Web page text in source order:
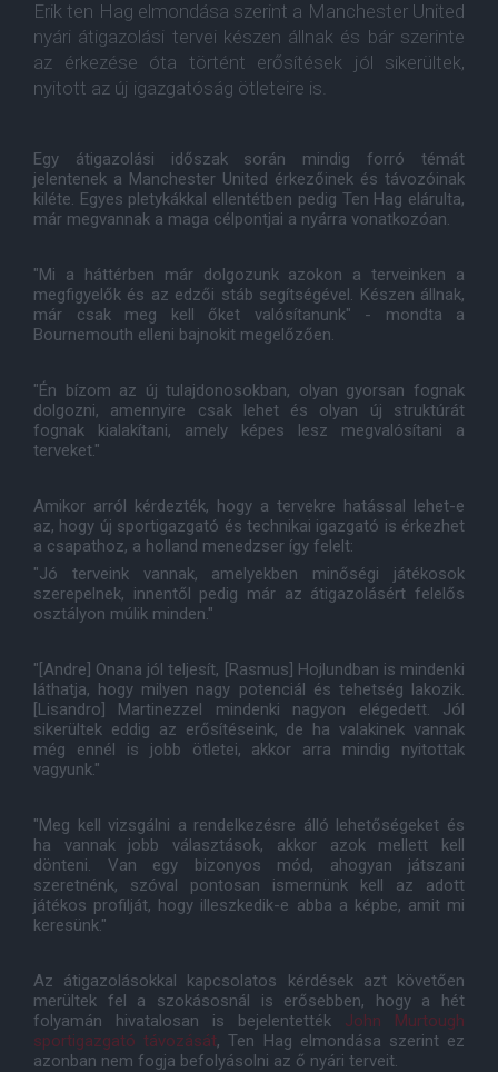
Erik ten Hag elmondása szerint a Manchester United
nyári átigazolási tervei készen állnak és bár szerinte
az érkezése óta történt erősítések jól sikerültek,
nyitott az új igazgatóság ötleteire is.
Egy átigazolási időszak során mindig forró témát
jelentenek a Manchester United érkezőinek és távozóinak
kiléte. Egyes pletykákkal ellentétben pedig Ten Hag elárulta,
már megvannak a maga célpontjai a nyárra vonatkozóan.
"Mi a háttérben már dolgozunk azokon a terveinken a
megfigyelők és az edzői stáb segítségével. Készen állnak,
már csak meg kell őket valósítanunk" - mondta a
Bournemouth elleni bajnokit megelőzően.
"Én bízom az új tulajdonosokban, olyan gyorsan fognak
dolgozni, amennyire csak lehet és olyan új struktúrát
fognak kialakítani, amely képes lesz megvalósítani a
terveket."
Amikor arról kérdezték, hogy a tervekre hatással lehet-e
az, hogy új sportigazgató és technikai igazgató is érkezhet
a csapathoz, a holland menedzser így felelt:
"Jó terveink vannak, amelyekben minőségi játékosok
szerepelnek, innentől pedig már az átigazolásért felelős
osztályon múlik minden."
"[Andre] Onana jól teljesít, [Rasmus] Hojlundban is mindenki
láthatja, hogy milyen nagy potenciál és tehetség lakozik.
[Lisandro] Martinezzel mindenki nagyon elégedett. Jól
sikerültek eddig az erősítéseink, de ha valakinek vannak
még ennél is jobb ötletei, akkor arra mindig nyitottak
vagyunk."
"Meg kell vizsgálni a rendelkezésre álló lehetőségeket és
ha vannak jobb választások, akkor azok mellett kell
dönteni. Van egy bizonyos mód, ahogyan játszani
szeretnénk, szóval pontosan ismernünk kell az adott
játékos profilját, hogy illeszkedik-e abba a képbe, amit mi
keresünk."
Az átigazolásokkal kapcsolatos kérdések azt követően
merültek fel a szokásosnál is erősebben, hogy a hét
folyamán hivatalosan is bejelentették John Murtough
sportigazgató távozását, Ten Hag elmondása szerint ez
azonban nem fogja befolyásolni az ő nyári terveit.